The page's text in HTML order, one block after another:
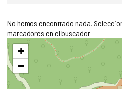
No hemos encontrado nada.
marcadores en el buscador.
Saltar
mapa
+
−